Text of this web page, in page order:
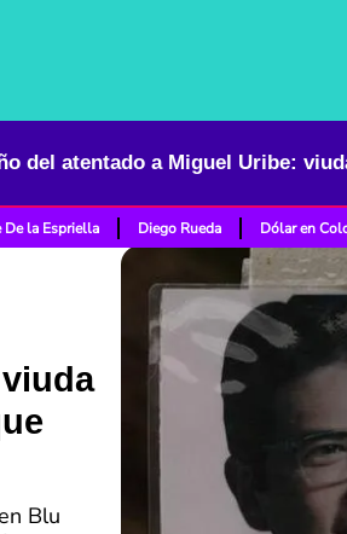
del atentado a Miguel Uribe:
De la Espriella Diego Rueda Dólar en
Blu